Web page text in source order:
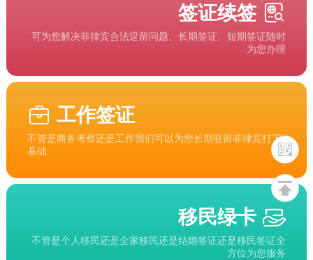
签证续签
可为您解决菲律宾合法逗留问题、长期签证、短期签证随时
为您办理
工作签证
不管是商务考察还是工作我们可以为您长期驻留菲律宾打下
基础
移民绿卡
不管是个人移民还是全家移民还是结婚签证还是移民签证全
方位为您服务